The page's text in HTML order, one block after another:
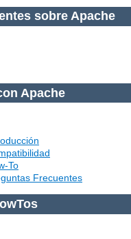
sobre Apache
Apache
To
Frecuentes